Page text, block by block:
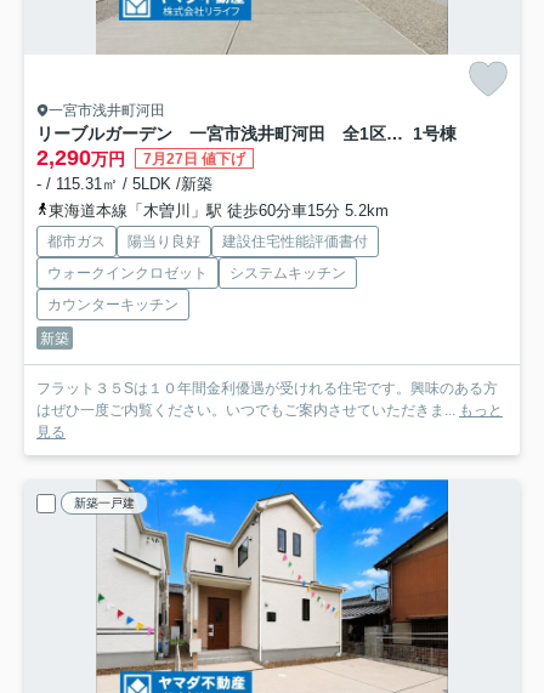
一宮市浅井町河田
リーブルガーデン 一宮市浅井町河田 全1区画分譲 1号棟
2,290万円 7月27日 値下げ
- / 115.31㎡ / 5LDK /新築
東海道本線「木曽川」駅 徒歩60分車15分 5.2km
都市ガス 陽当り良好
建設住宅性能評価書付
ウォークインクロゼット
システムキッチン
カウンターキッチン
新築
フラット３５Sは１０年間金利優遇が受けれる住宅です。興味のある方
はぜひ一度ご内覧ください。いつでもご案内させていただきま...
もっと
見る
新築一戸建